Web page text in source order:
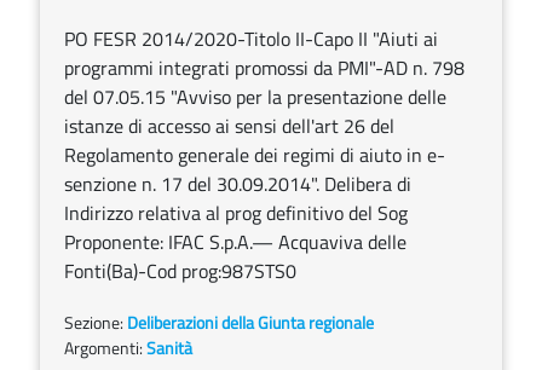
PO FESR 2014/2020-Titolo II-Capo II "Aiuti ai
programmi integrati promossi da PMI"-AD n. 798
del 07.05.15 "Avviso per la presentazione delle
istanze di accesso ai sensi dell'art 26 del
Regolamento generale dei regimi di aiuto in e-
senzione n. 17 del 30.09.2014". Delibera di
Indirizzo relativa al prog definitivo del Sog
Proponente: IFAC S.p.A.— Acquaviva delle
Fonti(Ba)-Cod prog:987STS0
Sezione: Deliberazioni della Giunta regionale
Argomenti:Sanità